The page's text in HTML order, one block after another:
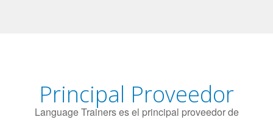
Principal Proveedor
Language Trainers es el principal proveedor de